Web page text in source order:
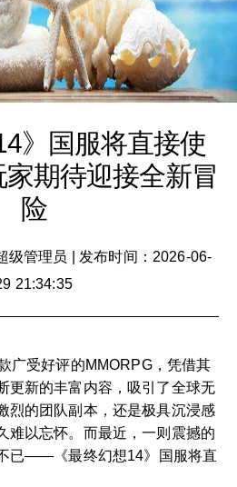
》国服将直接使
期待迎接全新冒
险
级管理员
发布时间：2026-06-
21:34:35
广受好评的MMORPG，凭借其
更新的丰富内容，吸引了全球无
烈的团队副本，还是极具沉浸感
难以忘怀。而最近，一则震撼的
已——《最终幻想14》国服将直